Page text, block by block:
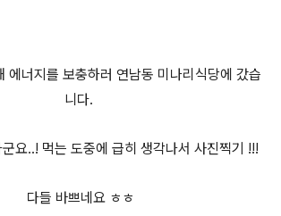
에너지를 보충하러 연남동 미나리식당에 갔습
니다.
요..! 먹는 도중에 급히 생각나서 사진찍기 !!!
다들 바쁘네요 ㅎㅎ